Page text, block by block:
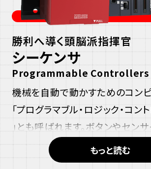
勝利へ導く頭脳派指揮官
シーケンサ
Programmable Controllers
機械を自動で動かすためのコンピ
「プログラマブル・ロジック・コン
」とも呼ばれます。ボタンやセン
報を受け取り、あらかじめ作られ
に従って、機械に「動け」「止まれ
もっと読む